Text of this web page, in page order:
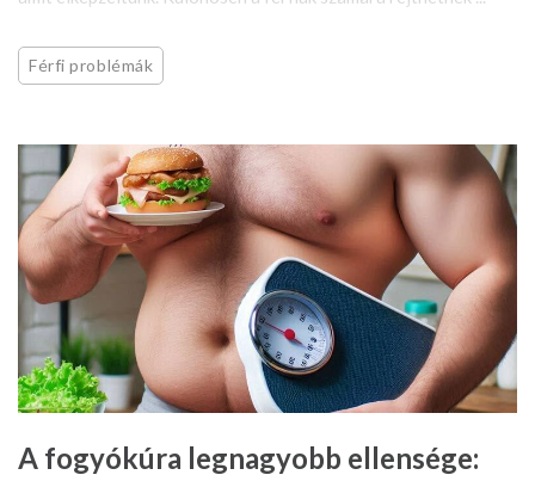
Férfi problémák
A fogyókúra legnagyobb ellensége: